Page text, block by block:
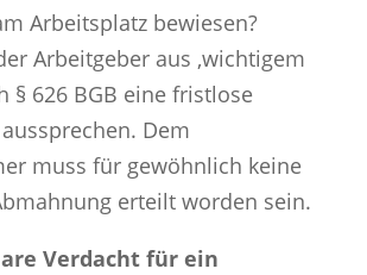
Arbeitsplatz bewiesen?
Arbeitgeber aus ‚wichtigem
§ 626 BGB eine fristlose
Dem
muss für gewöhnlich keine
erteilt worden sein.
Verdacht für ein